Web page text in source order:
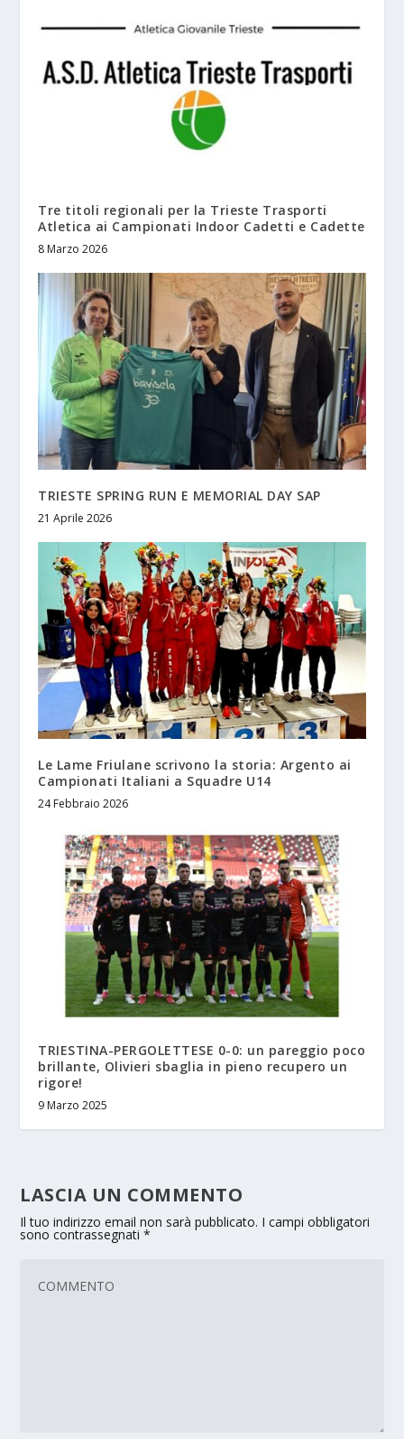
Tre titoli regionali per la Trieste Trasporti
Atletica ai Campionati Indoor Cadetti e Cadette
8 Marzo 2026
TRIESTE SPRING RUN E MEMORIAL DAY SAP
21 Aprile 2026
Le Lame Friulane scrivono la storia: Argento ai
Campionati Italiani a Squadre U14
24 Febbraio 2026
TRIESTINA-PERGOLETTESE 0-0: un pareggio poco
brillante, Olivieri sbaglia in pieno recupero un
rigore!
9 Marzo 2025
LASCIA UN COMMENTO
Il tuo indirizzo email non sarà pubblicato. I campi obbligatori
sono contrassegnati*